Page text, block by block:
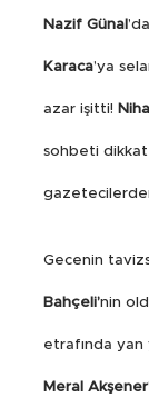
Nazif Günal
Karaca’ya
azar işitti!
sohbeti
Gecenin
Bahçeli’nin
etrafında yan
Meral Akşener